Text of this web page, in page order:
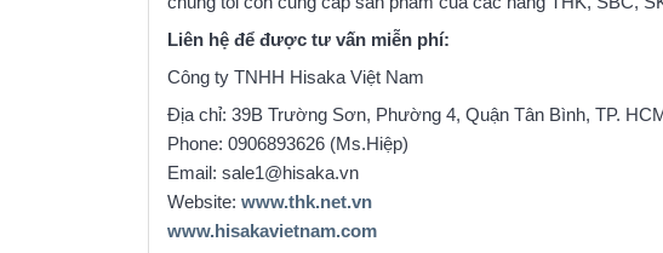
Liên hệ để được tư vấn miễn phí:
Công ty TNHH Hisaka Việt Nam
Địa chỉ: 39B Trường Sơn, Phường 4, Quận Tân Bình, TP.
Phone: 0906893626 (Ms.Hiệp)
Email: sale1@hisaka.vn
Website: www.thk.net.vn
www.hisakavietnam.com